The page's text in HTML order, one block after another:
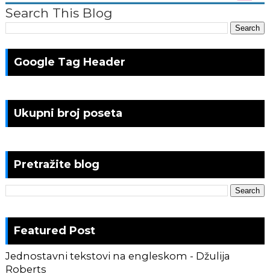
Search This Blog
Google Tag Header
Ukupni broj poseta
Pretražite blog
Featured Post
Jednostavni tekstovi na engleskom - Džulija
Roberts